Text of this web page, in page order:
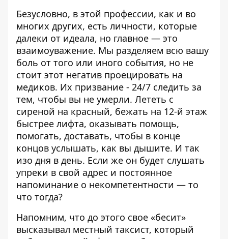
Безусловно, в этой профессии, как и во
многих других, есть личности, которые
далеки от идеала, но главное — это
взаимоуважение. Мы разделяем всю вашу
боль от того или иного события, но не
стоит этот негатив проецировать на
медиков. Их призвание - 24/7 следить за
тем, чтобы вы не умерли. Лететь с
сиреной на красный, бежать на 12-й этаж
быстрее лифта, оказывать помощь,
помогать, доставать, чтобы в конце
концов услышать, как вы дышите. И так
изо дня в день. Если же он будет слушать
упреки в свой адрес и постоянное
напоминание о некомпетентности — то
что тогда?
Напомним, что до этого свое «бесит»
высказывал местный таксист, который